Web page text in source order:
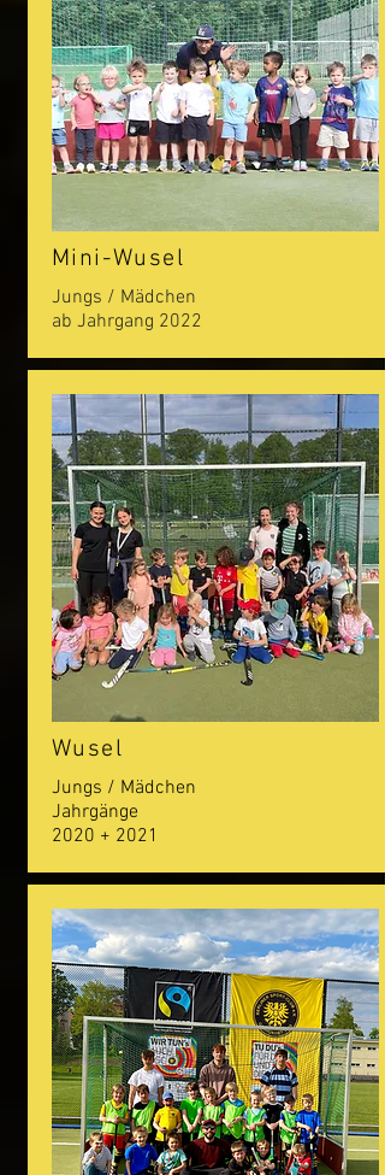
Mini-Wusel
Jungs / Mädchen
ab Jahrgang 2022
Wusel
Jungs / Mädchen
Jahrgänge
2020 + 2021